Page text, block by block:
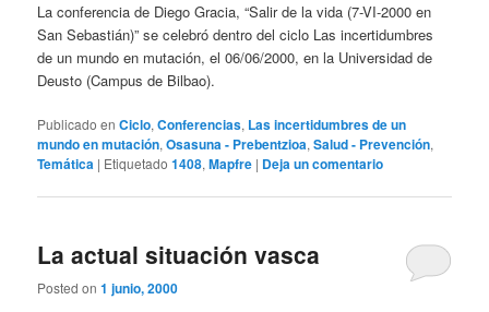
La conferencia de Diego Gracia, “Salir de la vida (7-VI-2000 en
San Sebastián)” se celebró dentro del ciclo Las incertidumbres
de un mundo en mutación, el 06/06/2000, en la Universidad de
Deusto (Campus de Bilbao).
Publicado en Ciclo,Conferencias, Las incertidumbres de un
mundo en mutación,Osasuna - Prebentzioa,Salud - Prevención,
Temática | Etiquetado 1408,Mapfre | Deja un comentario
La actual situación vasca
Posted on1 junio, 2000